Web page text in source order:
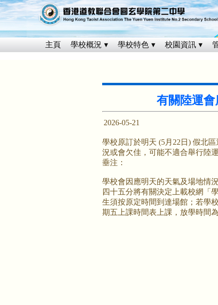
主頁 學校概況 學校特色 校園資訊
有關陸運
2026-05-21
學校原訂於明天 (5月22日) 假北
況或會欠佳，可能不適合舉行陸
垂注：
學校會因應明天的天氣及場地情
四十五分將有關決定上載校網「
生須按原定時間到達場館；若學
期五上課時間表上課，放學時間